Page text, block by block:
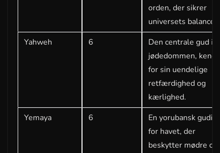
orden, der sikrer
universets balance.
Yahweh
6
Den centrale gud i
jødedommen, kendt
for sin uendelige
retfærdighed og
kærlighed.
Yemaya
6
En yorubansk
for havet, der
beskytter mødre og